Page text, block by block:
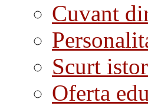
Cuvant
Scurt
Oferta